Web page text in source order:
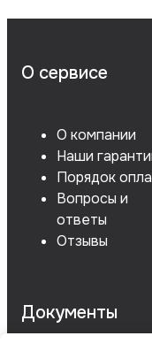
О сервисе
О компании
Наши
Порядок
Вопросы и
ответы
Отзывы
Документы